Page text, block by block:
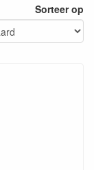
Sorteer op